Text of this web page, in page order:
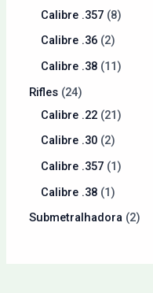
Calibre .357 8
Calibre .36 2
Calibre .38 11
Rifles 24
Calibre .22 21
Calibre .30 2
Calibre .357 1
Calibre .38 1
Submetralhadora 2